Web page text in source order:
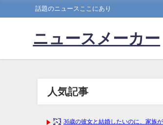
話題のニュースここにあり
ニュースメーカー
人気記事